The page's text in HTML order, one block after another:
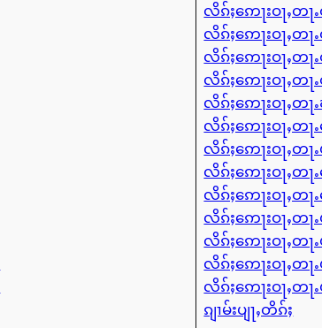
လိၵ်ႈဢေႃးဝႃႇ
လိၵ်ႈဢေႃးဝႃႇတ
လိၵ်ႈဢေႃးဝႃႇ
လိၵ်ႈဢေႃးဝႃႇတ
လိၵ်ႈဢေႃးဝႃႇတ
လိၵ်ႈဢေႃးဝႃႇတႃႉ
လိၵ်ႈဢေႃးဝႃႇတႃ
လိၵ်ႈဢေႃးဝႃႇ
လိၵ်ႈဢေႃးဝႃႇ
လိၵ်ႈဢေႃးဝႃႇတ
လိၵ်ႈဢေႃးဝႃႇ
လိၵ်ႈဢေႃးဝႃႇ
လိၵ်ႈဢေႃးဝႃႇတ
ၵျၢမ်းပျႃႇတိၵ်ႈ